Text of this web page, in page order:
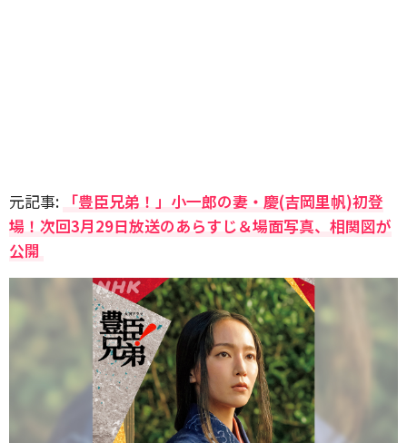
元記事: 「豊臣兄弟！」小一郎の妻・慶(吉岡里帆)初登
場！次回3月29日放送のあらすじ＆場面写真、相関図が
公開